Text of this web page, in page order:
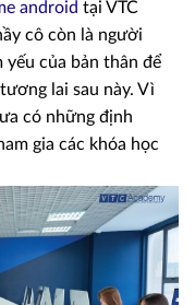
android tại VTC
cô còn là người
yếu của bản thân để
lai sau này. Vì
có những định
gia các khóa học